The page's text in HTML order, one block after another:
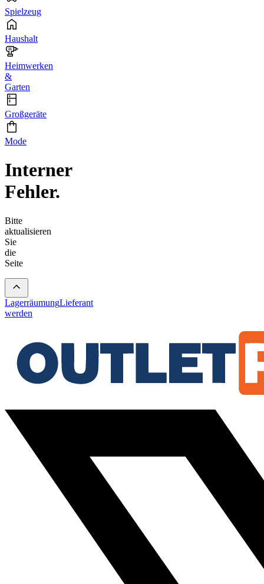
Spielzeug
Haushalt
Heimwerken
&
Garten
Großgeräte
Mode
Interner
Fehler.
Bitte
aktualisieren
Sie
die
Seite
LagerräumungLieferant
werden